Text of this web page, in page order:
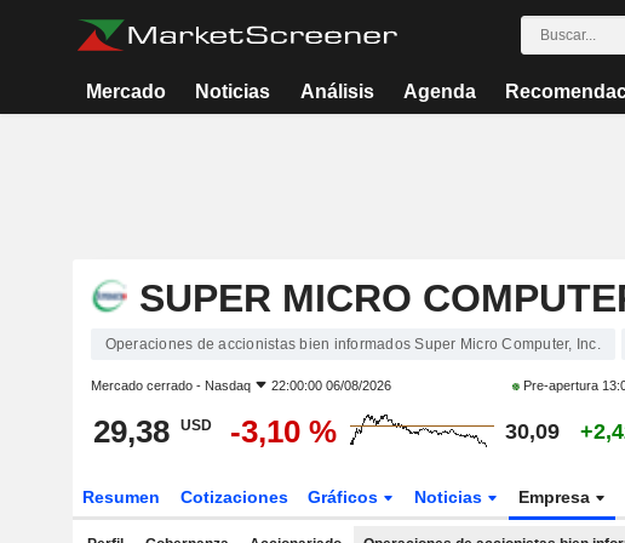
Mercado Noticias Análisis Agenda
SUPER MICRO
Operaciones de accionistas bien informados Super Micro Computer, Inc.
Mercado cerrado - Nasdaq 22:00:00 06/08/2026 Pre-apertura
29,38 USD -3,10 % 30,09
Resumen Cotizaciones Gráficos Noticias Empresa